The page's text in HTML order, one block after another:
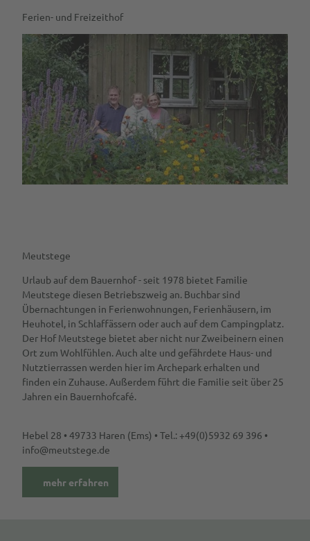
Ferien- und Freizeithof
Meutstege
Meutstege
Urlaub auf dem Bauernhof - seit 1978 bietet Familie
Meutstege diesen Betriebszweig an. Buchbar sind
Übernachtungen in Ferienwohnungen, Ferienhäusern, im
Heuhotel, in Schlaffässern oder auch auf dem Campingplatz.
Der Hof Meutstege bietet aber nicht nur Zweibeinern einen
Ort zum Wohlfühlen. Auch alte und gefährdete Haus- und
Nutztierrassen werden hier im Archepark erhalten und
finden ein Zuhause. Außerdem führt die Familie seit über 25
Jahren ein Bauernhofcafé.
Hebel 28 • 49733 Haren (Ems) • Tel.: +49(0)5932 69 396 •
info@meutstege.de
mehr erfahren